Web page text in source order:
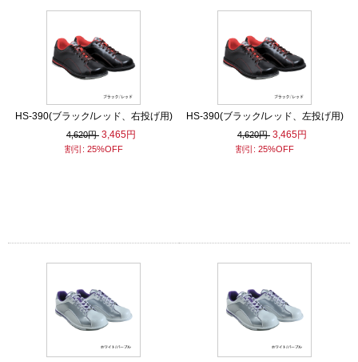
HS-390(ブラック/レッド、右投げ用)
4,620円 3,465円
割引: 25%OFF
HS-390(ブラック/レッド、左投げ用)
4,620円 3,465円
割引: 25%OFF